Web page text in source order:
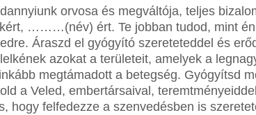
orvosa és megváltója, teljes
………(név) ért. Te jobban tudod, mint
Áraszd el gyógyító szereteteddel és
azokat a területeit, amelyek a
megtámadott a betegség. Gyógyítsd
a Veled, embertársaival,
hogy felfedezze a szenvedésben is